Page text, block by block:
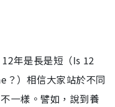
年是長是短（Is 12
）相信大家站於不同
一樣。譬如，說到養